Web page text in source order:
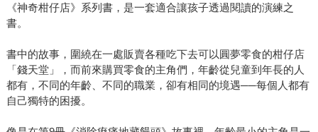
《神奇柑仔店》系列書，是一套適合讓孩子透過閱讀的演練之
書。
書中的故事，圍繞在一處販賣各種吃下去可以圓夢零食的柑仔店
「錢天堂」，而前來購買零食的主角們，年齡從兒童到年長的人
都有，不同的年齡、不同的職業，卻有相同的境遇──每個人都有
自己獨特的困擾。